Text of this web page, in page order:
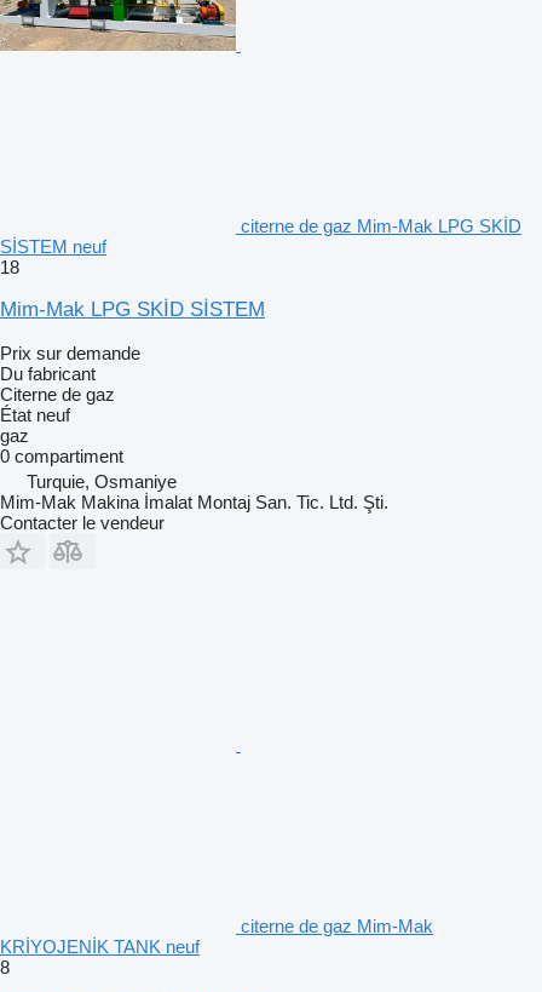
citerne de gaz Mim-Mak LPG SKİD
SİSTEM neuf
18
Mim-Mak LPG SKİD SİSTEM
Prix sur demande
Du fabricant
Citerne de gaz
État neuf
gaz
0 compartiment
Turquie, Osmaniye
Mim-Mak Makina İmalat Montaj San. Tic. Ltd. Şti.
Contacter le vendeur
citerne de gaz Mim-Mak
KRİYOJENİK TANK neuf
8